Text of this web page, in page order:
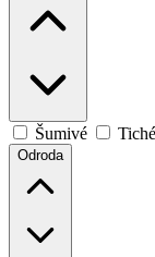
Šumivé Tiché
Odroda